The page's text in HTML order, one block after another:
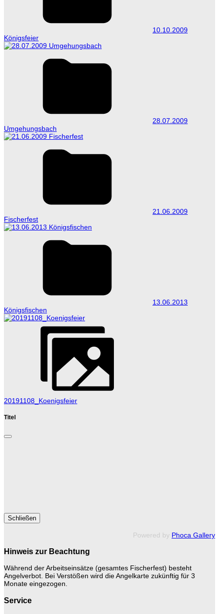
10.10.2009
Königsfeier
28.07.2009
Umgehungsbach
21.06.2009
Fischerfest
13.06.2013
Königsfischen
20191108_Koenigsfeier
Titel
Schließen
Powered by Phoca Gallery
Hinweis zur Beachtung
Während der Arbeitseinsätze (gesamtes Fischerfest) besteht
Angelverbot. Bei Verstößen wird die Angelkarte zukünftig für 3
Monate eingezogen.
Service